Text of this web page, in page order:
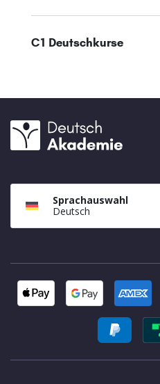
C1 Deutschkurse
Sprachauswahl
Deutsch